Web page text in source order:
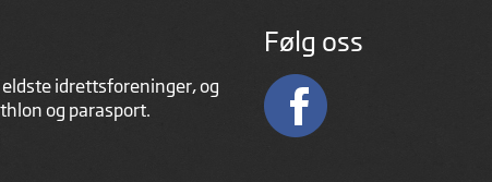
idrettsforeninger, og
og parasport.
Følg oss